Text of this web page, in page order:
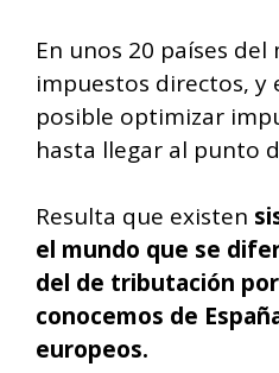
En unos 20 países
impuestos directos, y
posible optimizar
hasta llegar al punto
Resulta que existen
el mundo que se
del de tributación
conocemos de
europeos.